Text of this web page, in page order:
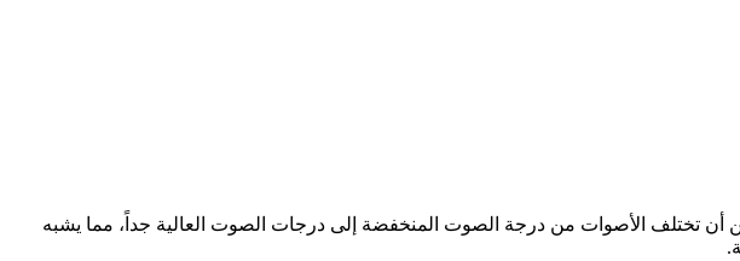
تختلف الأصوات من درجة الصوت المنخفضة إلى درجات الصوت العالية جداً، مما يشبه